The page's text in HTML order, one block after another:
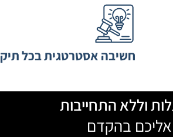
חשיבה אסטרטגית בכל תיק
וללא התחייבות
אליכם בהקדם